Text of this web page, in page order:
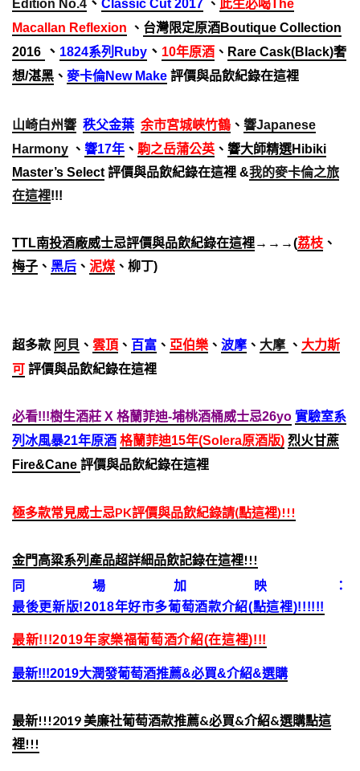
Edition No.4 Classic Cut 2017 、 此生必喝The
Macallan Reflexion 、 台灣限定原酒Boutique Collection
2016
、 1824系列Ruby 、 10年原酒 、 Rare Cask(Black)奢
想/湛黑 、 麥卡倫New Make 評價與品飲紀錄在這裡
山崎白州響 秩父金葉 余市宮城峽竹鶴 、 響Japanese
Harmony 、 響17年 、 駒之岳蒲公英 、 響大師精選Hibiki
Master’s Select 評價與品飲紀錄在這裡 &我的麥卡倫之旅
在這裡!!!
TTL南投酒廠威士忌評價與品飲紀錄在這裡→→→(荔枝 、
梅子 、 黑后 、 泥煤 、柳丁)
超多款 阿貝 、 雲頂 、 百富 、 亞伯樂 、 波摩 、 大摩 、 大力斯
可 評價與品飲紀錄在這裡
必看!!!樹生酒莊 X 格蘭菲迪-埔桃酒桶威士忌26yo 實驗室系
列冰風暴21年原酒 格蘭菲迪15年(Solera原酒版) 烈火甘蔗
Fire&Cane 評價與品飲紀錄在這裡
極多款常見威士忌PK評價與品飲紀錄請(點這裡)!!!
金門高粱系列產品超詳細品飲記錄在這裡!!!
同場加映：
最後更新版!2018年好市多葡萄酒款介紹(點這裡)!!!!!!
最新!!!2019年家樂福葡萄酒介紹(在這裡)!!!
最新!!!2019大潤發葡萄酒推薦&必買&介紹&選購
最新!!!2019 美廉社葡萄酒款推薦&必買&介紹&選購點這
裡!!!